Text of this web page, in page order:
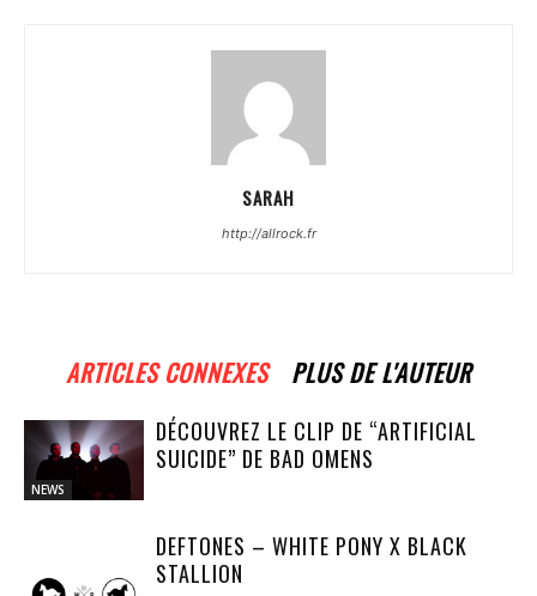
SARAH
http://allrock.fr
ARTICLES CONNEXES PLUS DE L'AUTEUR
NEWS
DÉCOUVREZ LE CLIP DE “ARTIFICIAL
SUICIDE” DE BAD OMENS
DEFTONES – WHITE PONY X BLACK
STALLION